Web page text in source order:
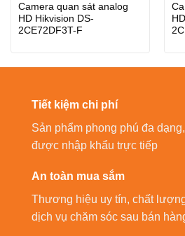
Camera quan sát analog
HD Hikvision DS-
2CE72DF3T-F
Tiết kiệm chi phí
Sản phẩm phong phú đa
được nhập khẩu trực tiếp
An toàn mua sắm
Thương hiệu uy tín, chất
dịch vụ chăm sóc sau bán